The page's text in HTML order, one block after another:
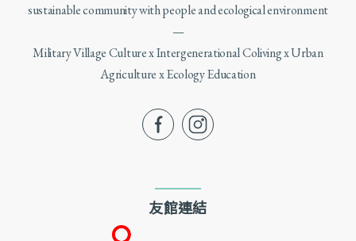
sustainable community with people and ecological environment
—
Military Village Culture x Intergenerational Coliving x Urban
Agriculture x Ecology Education
fb ig
友館連結